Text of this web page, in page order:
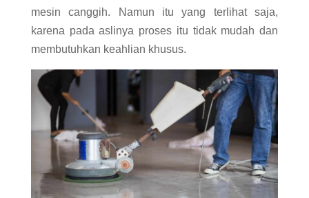
mesin canggih. Namun itu yang terlihat saja,
karena pada aslinya proses itu tidak mudah dan
membutuhkan keahlian khusus.